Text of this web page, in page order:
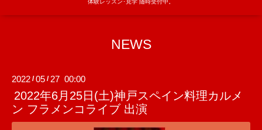
体験レッスン･見学 随時受付中。
NEWS
2022 /05 / 27 00:00
2022年6月25日(土)神戸スペイン料理カルメ
ン フラメンコライブ 出演